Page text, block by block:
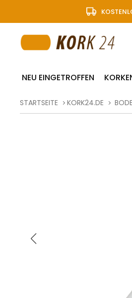
NEU EINGETROFFEN
STARTSEITE KORK24.DE